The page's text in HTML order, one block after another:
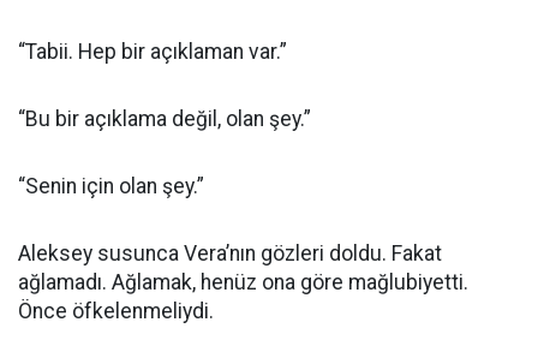
“Tabii. Hep bir açıklaman var.”
“Bu bir açıklama değil, olan şey.”
“Senin için olan şey.”
Aleksey susunca Vera’nın gözleri doldu. Fakat
ağlamadı. Ağlamak, henüz ona göre mağlubiyetti.
Önce öfkelenmeliydi.